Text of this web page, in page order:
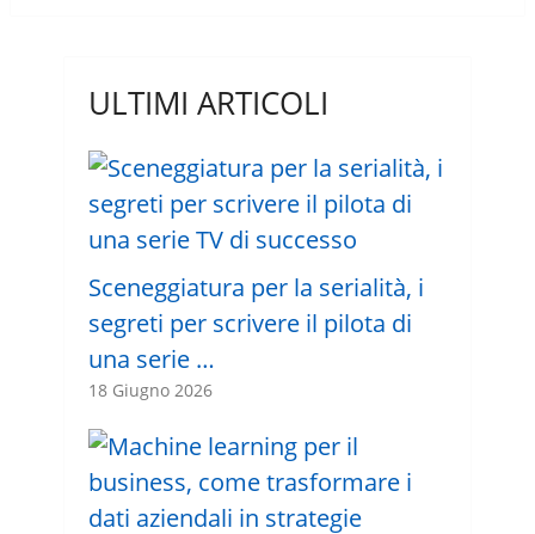
ULTIMI ARTICOLI
Sceneggiatura per la serialità, i
segreti per scrivere il pilota di
una serie …
18 Giugno 2026